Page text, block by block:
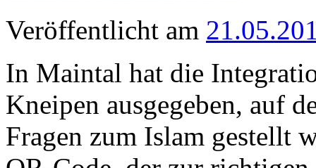
Veröffentlicht am
In Maintal hat die
Kneipen ausgegeben, auf
Fragen zum Islam gestellt